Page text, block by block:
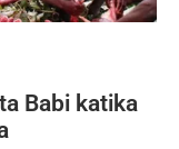
Babi katika